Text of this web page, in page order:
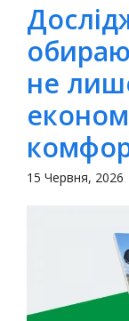
не
15 Червня, 2026